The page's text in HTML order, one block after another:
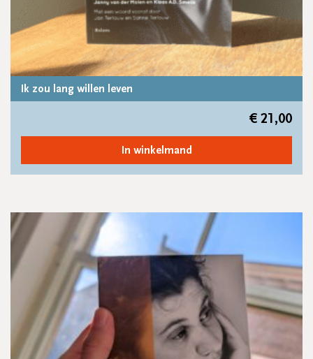
Ik zou lang willen leven
€ 21,00
In winkelmand